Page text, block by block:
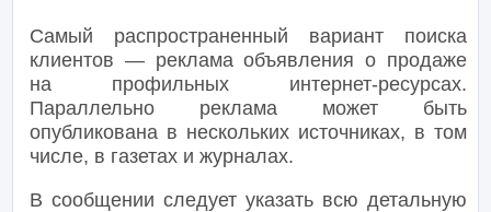
Самый распространенный вариант поиска
клиентов — реклама объявления о продаже
на профильных интернет-ресурсах.
Параллельно реклама может быть
опубликована в нескольких источниках, в том
числе, в газетах и журналах.
В сообщении следует указать всю детальную